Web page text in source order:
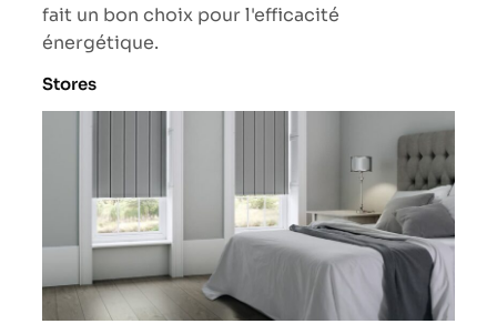
fait un bon choix pour l'efficacité
énergétique.
Stores